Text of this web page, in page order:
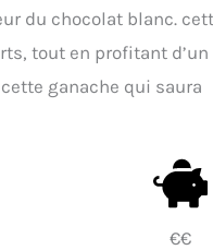
du chocolat blanc.
tout en profitant d’un
ganache qui saura
€€